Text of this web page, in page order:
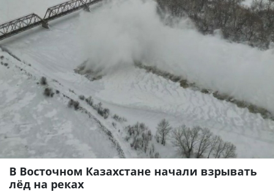
В Восточном Казахстане начали взрывать
лёд на реках